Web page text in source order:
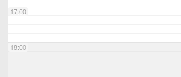
17:00
18:00